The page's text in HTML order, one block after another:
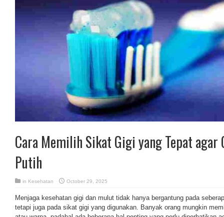
Cara Memilih Sikat Gigi yang Tepat agar
Putih
in Kesehatan October 29, 2025
Menjaga kesehatan gigi dan mulut tidak hanya bergantung pada
tetapi juga pada sikat gigi yang digunakan. Banyak orang mungkin